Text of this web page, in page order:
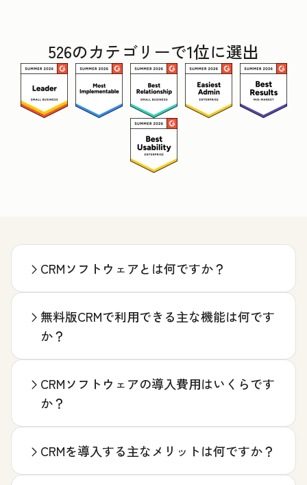
526のカテゴリーで1位に選出
CRMソフトウェアとは何ですか？
無料版CRMで利用できる主な機能は何です
か？
CRMソフトウェアの導入費用はいくらです
か？
CRMを導入する主なメリットは何ですか？